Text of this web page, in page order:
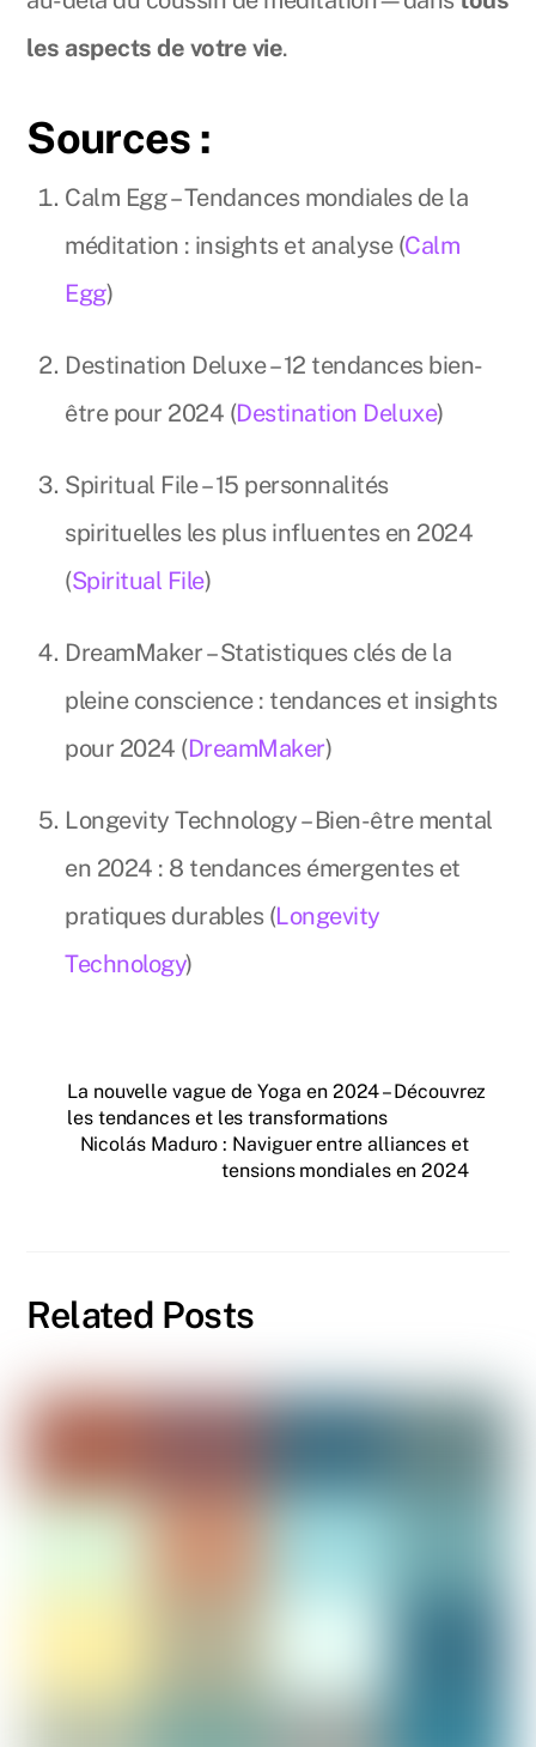
les aspects de votre vie.
Sources :
Calm Egg – Tendances mondiales de la
méditation : insights et analyse (Calm
Egg)
Destination Deluxe – 12 tendances bien-
être pour 2024 (Destination Deluxe)
Spiritual File – 15 personnalités
spirituelles les plus influentes en 2024
(Spiritual File)
DreamMaker – Statistiques clés de la
pleine conscience : tendances et insights
pour 2024 (DreamMaker)
Longevity Technology – Bien-être mental
en 2024 : 8 tendances émergentes et
pratiques durables (Longevity
Technology)
La nouvelle vague de Yoga en 2024 – Découvrez
les tendances et les transformations
Nicolás Maduro : Naviguer entre alliances et
tensions mondiales en 2024
Related Posts